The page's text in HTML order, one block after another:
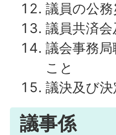
議員の公
議員共済
議会事務
こと
議決及び
議事係